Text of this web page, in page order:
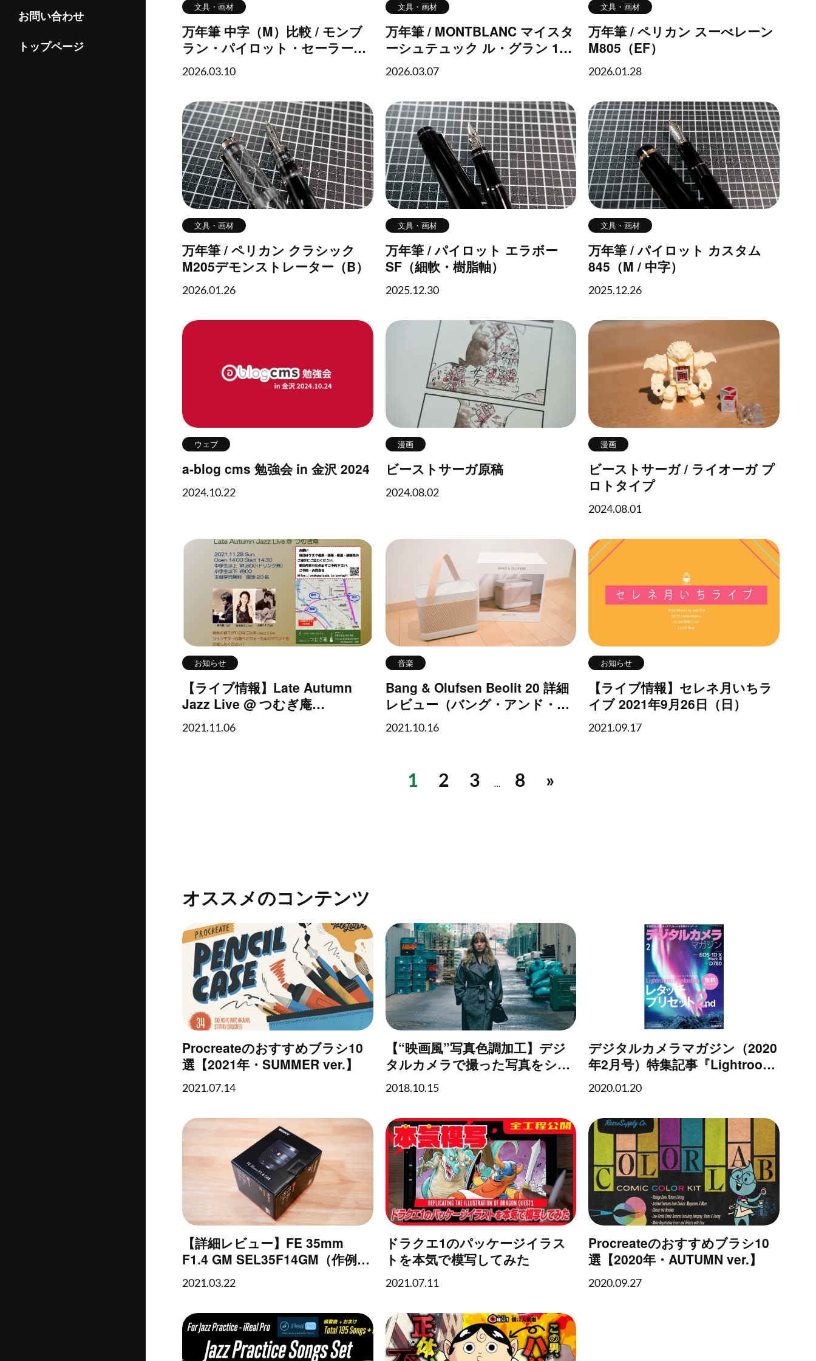
お問い合わせ
トップページ
文具・画材
万年筆 中字（M）比較 / モンブ
ラン・パイロット・セーラー・
プラチナ・パーカー
2026.03.10
文具・画材
万年筆 / MONTBLANC マイスタ
ーシュテュック ル・グラン 146
100周年（F）
2026.03.07
文具・画材
万年筆 / ペリカン スーべレーン
M805（EF）
2026.01.28
文具・画材
万年筆 / ペリカン クラシック
M205デモンストレーター（B）
2026.01.26
文具・画材
万年筆 / パイロット エラボー
SF（細軟・樹脂軸）
2025.12.30
文具・画材
万年筆 / パイロット カスタム
845（M / 中字）
2025.12.26
ウェブ
a-blog cms 勉強会 in 金沢 2024
2024.10.22
漫画
ビーストサーガ原稿
2024.08.02
漫画
ビーストサーガ / ライオーガ プ
ロトタイプ
2024.08.01
お知らせ
【ライブ情報】Late Autumn
Jazz Live @ つむぎ庵
2021.11.28 Sun.
2021.11.06
音楽
Bang & Olufsen Beolit 20 詳細
レビュー（バング・アンド・オ
ルフセン）【高音質Bluetoothス
ピーカー】
2021.10.16
お知らせ
【ライブ情報】セレネ月いちラ
イブ 2021年9月26日（日）
2021.09.17
1 2 3 … 8 »
オススメのコンテンツ
Procreateのおすすめブラシ10
選【2021年・SUMMER ver.】
2021.07.14
【“映画風”写真色調加工】デジ
タルカメラで撮った写真をシネ
マティックなフィルム風に加工
する方法
2018.10.15
デジタルカメラマガジン（2020
年2月号）特集記事『Lightroom
& Photoshop レタッチプリセッ
ト 2nd』執筆のお知らせ
2020.01.20
【詳細レビュー】FE 35mm
F1.4 GM SEL35F14GM（作例あ
り）
2021.03.22
ドラクエ1のパッケージイラス
トを本気で模写してみた
2021.07.11
Procreateのおすすめブラシ10
選【2020年・AUTUMN ver.】
2020.09.27